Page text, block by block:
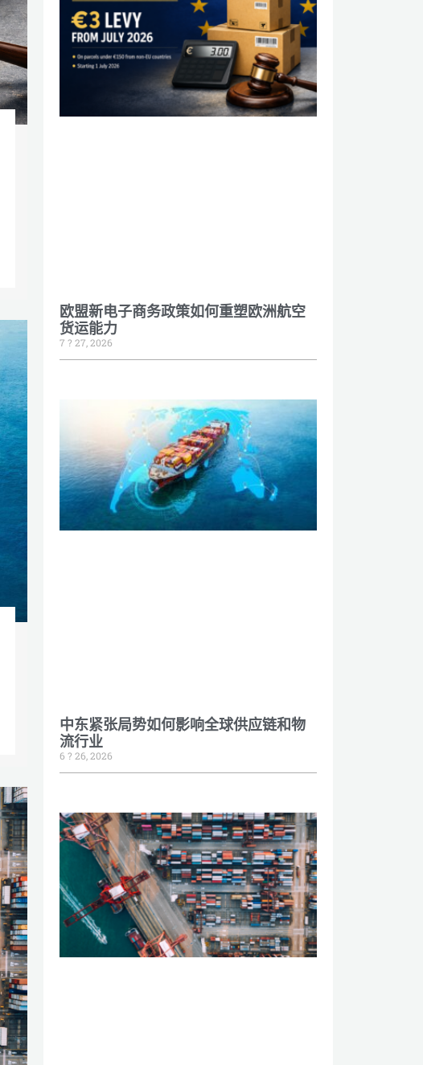
欧盟新电子商务政策如何重塑欧洲航空
货运能力
7 ? 27, 2026
中东紧张局势如何影响全球供应链和物
流行业
6 ? 26, 2026